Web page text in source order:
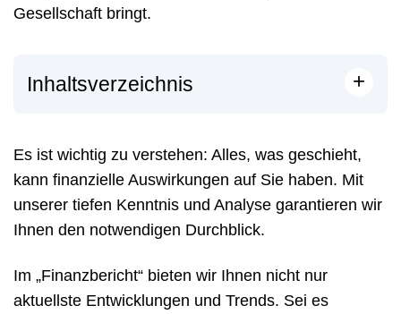
Gesellschaft bringt.
Inhaltsverzeichnis +
Es ist wichtig zu verstehen: Alles, was geschieht,
kann finanzielle Auswirkungen auf Sie haben. Mit
unserer tiefen Kenntnis und Analyse garantieren wir
Ihnen den notwendigen Durchblick.
Im „Finanzbericht“ bieten wir Ihnen nicht nur
aktuellste Entwicklungen und Trends. Sei es